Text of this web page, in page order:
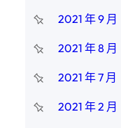
2021 年 9 月
2021 年 8 月
2021 年 7 月
2021 年 2 月